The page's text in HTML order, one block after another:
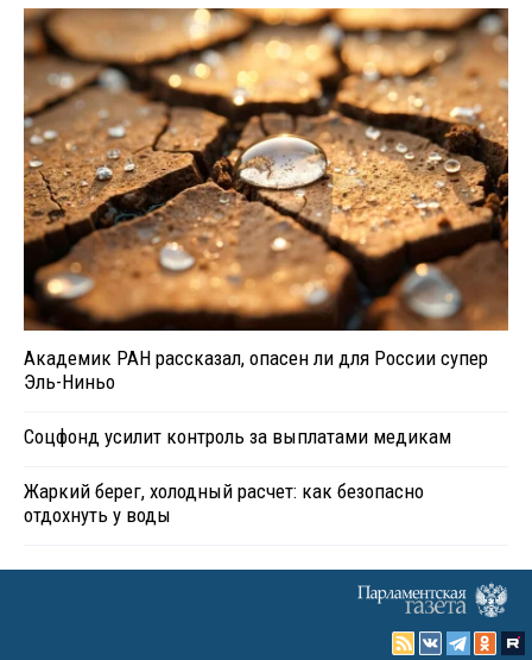
Академик РАН рассказал, опасен ли для России супер
Эль-Ниньо
Соцфонд усилит контроль за выплатами медикам
Жаркий берег, холодный расчет: как безопасно
отдохнуть у воды